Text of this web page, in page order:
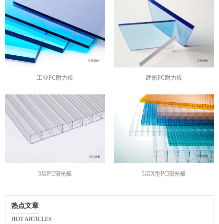
工业PC耐力板 建筑PC耐力板
3层PC阳光板 3层X型PC阳光板
热点文章
HOT ARTICLES